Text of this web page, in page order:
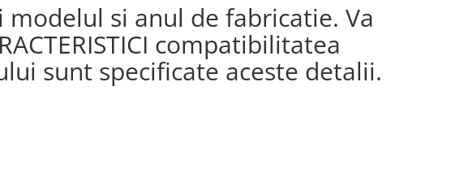
si anul de fabricatie. Va
compatibilitatea
sunt specificate aceste detalii.